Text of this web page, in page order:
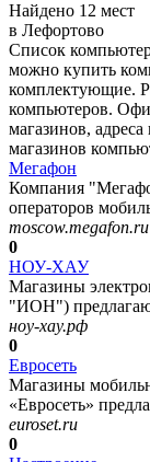
Найдено 12 мест
в Лефортово
Список
можно купить
комплектующие.
компьютеров.
магазинов,
магазинов
Мегафон
Компания
операторов
moscow.megafon.ru
0
НОУ-ХАУ
Магазины
"ИОН")
ноу-хау.рф
0
Евросеть
Магазины
«Евросеть»
euroset.ru
0